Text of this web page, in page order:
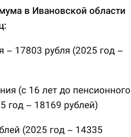
в Ивановской области
– 17803 рубля (2025 год –
(с 16 лет до пенсионного
год – 18169 рублей)
(2025 год – 14335